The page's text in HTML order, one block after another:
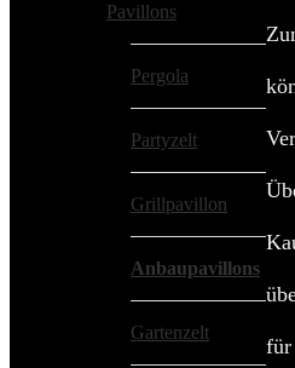
Pavillons
Pergola
Partyzelt
Grillpavillon
Anbaupavillons
Gartenzelt
für